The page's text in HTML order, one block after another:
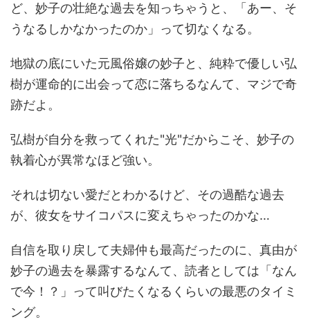
ど、妙子の壮絶な過去を知っちゃうと、「あー、そ
うなるしかなかったのか」って切なくなる。
地獄の底にいた元風俗嬢の妙子と、純粋で優しい弘
樹が運命的に出会って恋に落ちるなんて、マジで奇
跡だよ。
弘樹が自分を救ってくれた"光"だからこそ、妙子の
執着心が異常なほど強い。
それは切ない愛だとわかるけど、その過酷な過去
が、彼女をサイコパスに変えちゃったのかな…
自信を取り戻して夫婦仲も最高だったのに、真由が
妙子の過去を暴露するなんて、読者としては「なん
で今！？」って叫びたくなるくらいの最悪のタイミ
ング。